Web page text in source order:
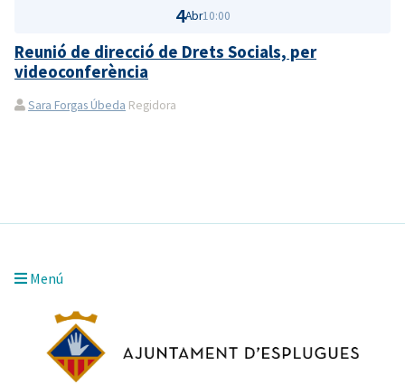
4Abr10:00
Reunió de direcció de Drets Socials, per
videoconferència
Sara Forgas Úbeda Regidora
Menú